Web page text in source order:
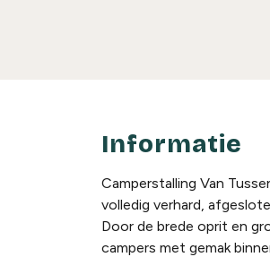
Informatie
Camperstalling Van
volledig verhard,
Door de brede oprit en
campers met gemak